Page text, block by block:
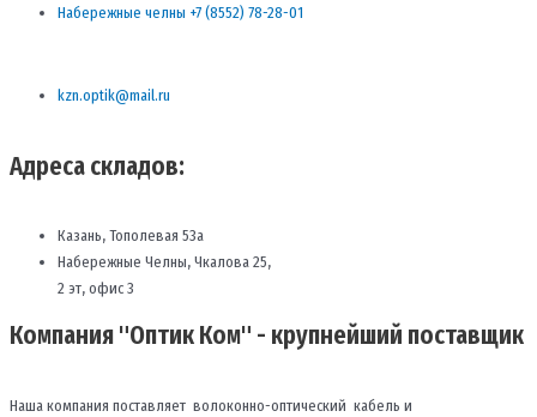
Набережные челны +7 (8552) 78-28-01
kzn.optik@mail.ru
Адреса складов:
Казань, Тополевая 53а
Набережные Челны, Чкалова 25,
2 эт, офис 3
Компания "Оптик Ком" - крупнейший поставщик
Наша компания поставляет волоконно-оптический кабель и